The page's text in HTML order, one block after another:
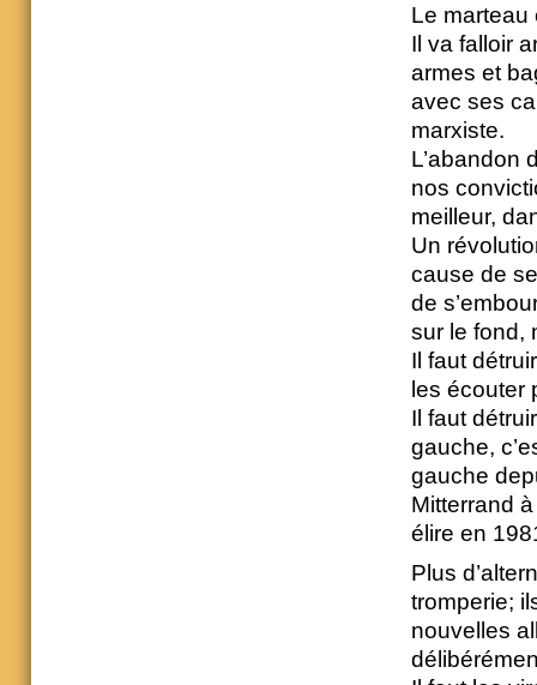
Le marteau
Il va falloir
armes et
avec ses
marxiste.
L’abandon
nos
meilleur,
Un
cause de
de
sur le fond,
Il faut
les écouter
Il faut
gauche,
gauche
Mitterrand
élire en
Plus
tromperie;
nouvelles